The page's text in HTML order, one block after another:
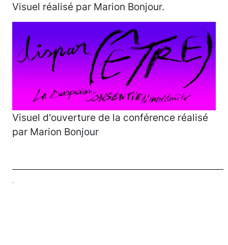
Visuel réalisé par Marion Bonjour.
Visuel d'ouverture de la conférence réalisé
par Marion Bonjour
.